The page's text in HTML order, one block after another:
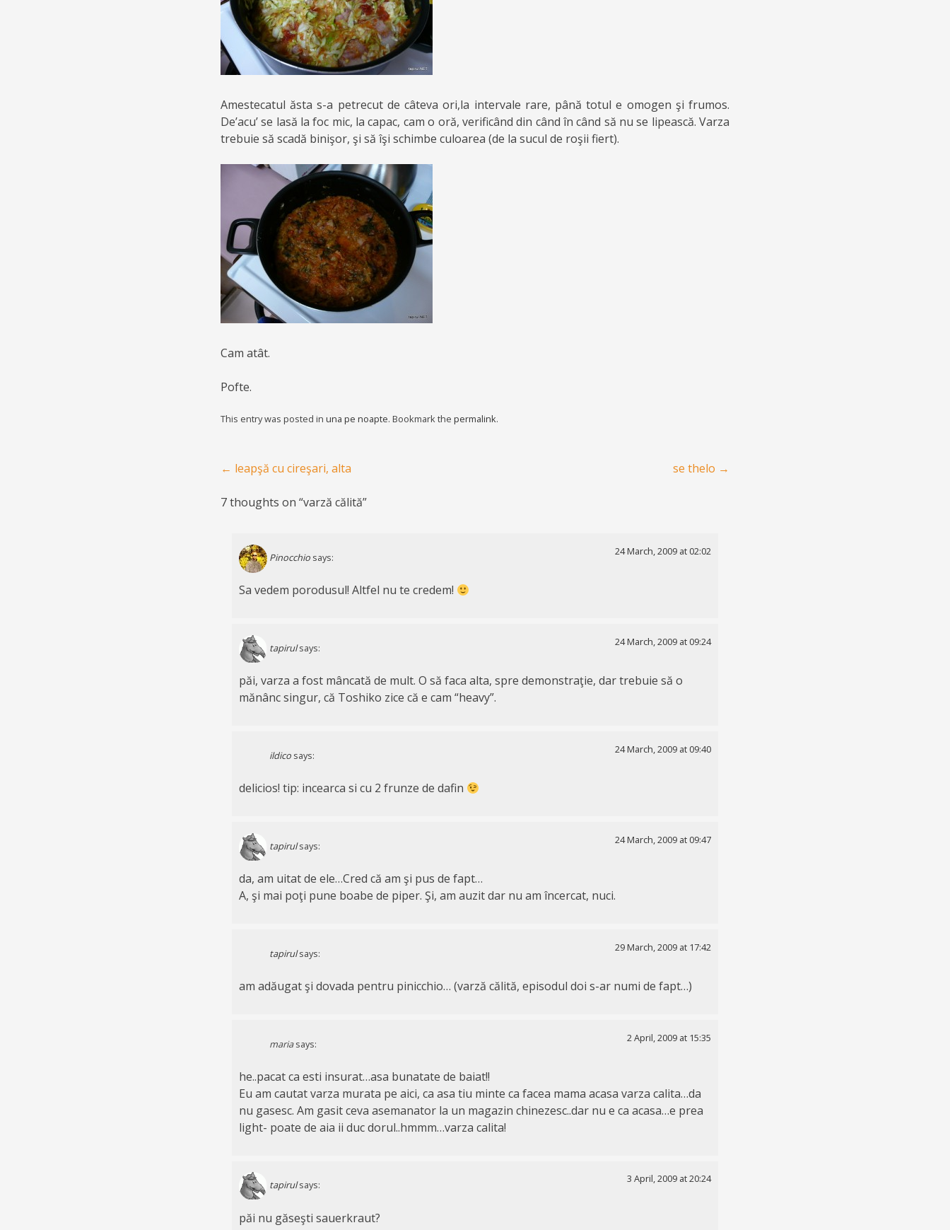
Amestecatul ăsta s-a petrecut de câteva ori,la intervale rare, până totul e omogen şi frumos.
De’acu’ se lasă la foc mic, la capac, cam o oră, verificând din când în când să nu se lipească. Varza
trebuie să scadă binişor, şi să îşi schimbe culoarea (de la sucul de roşii fiert).
Cam atât.
Pofte.
This entry was posted in una pe noapte. Bookmark the permalink.
Post navigation
← leapşă cu cireşari, alta se thelo →
7 thoughts on “varză călită”
Pinocchio says:
24 March, 2009 at 02:02
Sa vedem porodusul! Altfel nu te credem!
tapirul says:
24 March, 2009 at 09:24
păi, varza a fost mâncată de mult. O să faca alta, spre demonstraţie, dar trebuie să o
mănânc singur, că Toshiko zice că e cam “heavy”.
ildico says:
24 March, 2009 at 09:40
delicios! tip: incearca si cu 2 frunze de dafin
tapirul says:
24 March, 2009 at 09:47
da, am uitat de ele…Cred că am şi pus de fapt…
A, şi mai poţi pune boabe de piper. Şi, am auzit dar nu am încercat, nuci.
tapirul says:
29 March, 2009 at 17:42
am adăugat şi dovada pentru pinicchio… (varză călită, episodul doi s-ar numi de fapt…)
maria says:
2 April, 2009 at 15:35
he..pacat ca esti insurat…asa bunatate de baiat!!
Eu am cautat varza murata pe aici, ca asa tiu minte ca facea mama acasa varza calita…da
nu gasesc. Am gasit ceva asemanator la un magazin chinezesc..dar nu e ca acasa…e prea
light- poate de aia ii duc dorul..hmmm…varza calita!
tapirul says:
3 April, 2009 at 20:24
păi nu găseşti sauerkraut?